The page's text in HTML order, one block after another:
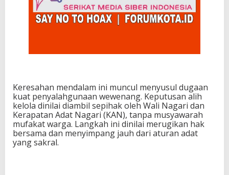
Keresahan mendalam ini muncul menyusul dugaan
kuat penyalahgunaan wewenang. Keputusan alih
kelola dinilai diambil sepihak oleh Wali Nagari dan
Kerapatan Adat Nagari (KAN), tanpa musyawarah
mufakat warga. Langkah ini dinilai merugikan hak
bersama dan menyimpang jauh dari aturan adat
yang sakral.